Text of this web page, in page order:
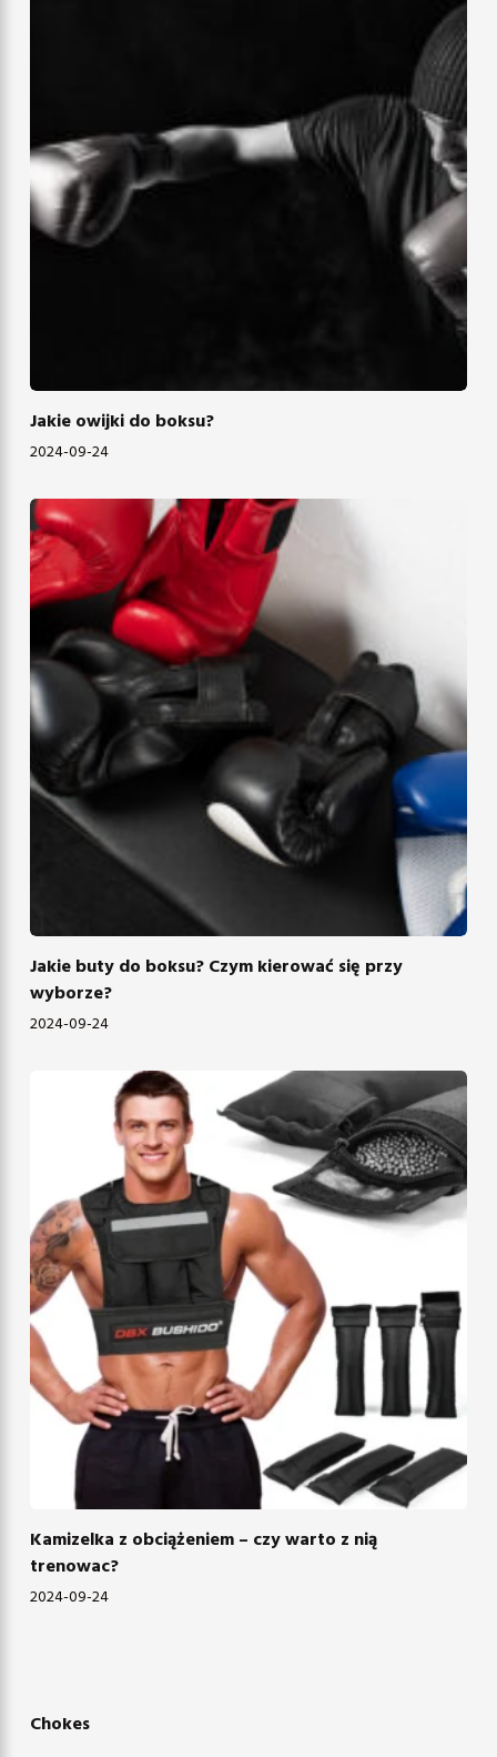
Jakie owijki do boksu?
2024-09-24
Jakie buty do boksu? Czym kierować się przy
wyborze?
2024-09-24
Kamizelka z obciążeniem – czy warto z nią
trenowac?
2024-09-24
Chokes